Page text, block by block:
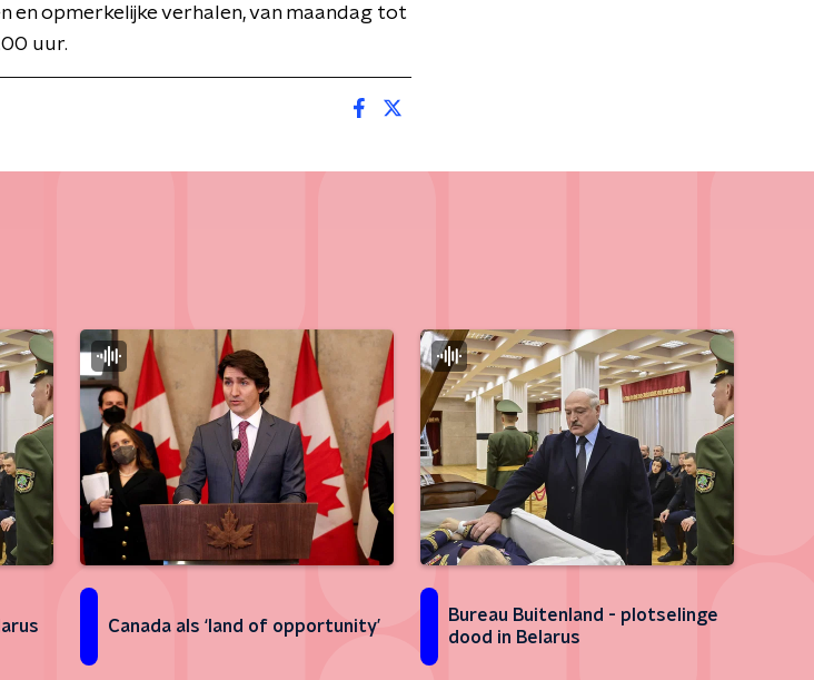
en opmerkelijke verhalen, van maandag tot
uur.
Canada als ‘land of opportunity’
Bureau Buitenland - plotselinge
dood in Belarus